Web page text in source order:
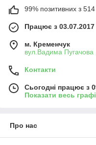
99% позитивних з 514
Працює з 03.07.2017
м. Кременчук
вул.Вадима Пугачова
Контакти
Сьогодні працює з
Показати весь
Про нас